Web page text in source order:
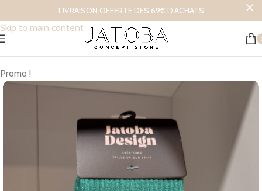
LIVRAISON OFFERTE DES 69€ D’ACHATS
Skip to navigation
Skip to main content
Accueil Mode et Accessoires
Promo !